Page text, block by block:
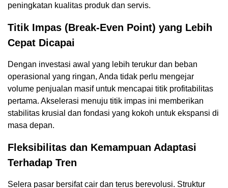
peningkatan kualitas produk dan servis.
Titik Impas (Break-Even Point) yang Lebih
Cepat Dicapai
Dengan investasi awal yang lebih terukur dan beban
operasional yang ringan, Anda tidak perlu mengejar
volume penjualan masif untuk mencapai titik profitabilitas
pertama. Akselerasi menuju titik impas ini memberikan
stabilitas krusial dan fondasi yang kokoh untuk ekspansi di
masa depan.
Fleksibilitas dan Kemampuan Adaptasi
Terhadap Tren
Selera pasar bersifat cair dan terus berevolusi. Struktur